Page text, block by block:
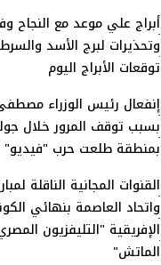
أبراج علي موعد مع النجاح
وتحذيرات لبرج الأسد
توقعات الأبراج اليوم
إنفعال رئيس الوزراء
بسبب توقف المرور خلال
بمنطقة طلعت حرب "فيديو"
القنوات المجانية الناقلة
واتحاد العاصمة بنهائي
الإفريقية "التليفزيون
الماتش"